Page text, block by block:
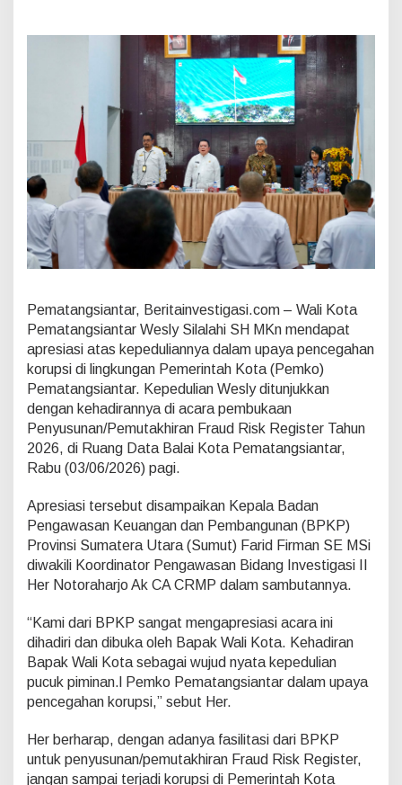
S
l
a
l
a
h
i
B
u
k
a
m
k
P
n
y
u
s
u
a
r
a
d
R
i
k
e
g
i
r
Pematangsiantar, Beritainvestigasi.com – Wali Kota
Pematangsiantar Wesly Silalahi SH MKn mendapat
apresiasi atas kepeduliannya dalam upaya pencegahan
korupsi di lingkungan Pemerintah Kota (Pemko)
Pematangsiantar. Kepedulian Wesly ditunjukkan
dengan kehadirannya di acara pembukaan
Penyusunan/Pemutakhiran Fraud Risk Register Tahun
2026, di Ruang Data Balai Kota Pematangsiantar,
Rabu (03/06/2026) pagi.
Apresiasi tersebut disampaikan Kepala Badan
Pengawasan Keuangan dan Pembangunan (BPKP)
Provinsi Sumatera Utara (Sumut) Farid Firman SE MSi
diwakili Koordinator Pengawasan Bidang Investigasi II
Her Notoraharjo Ak CA CRMP dalam sambutannya.
“Kami dari BPKP sangat mengapresiasi acara ini
dihadiri dan dibuka oleh Bapak Wali Kota. Kehadiran
Bapak Wali Kota sebagai wujud nyata kepedulian
pucuk piminan.l Pemko Pematangsiantar dalam upaya
pencegahan korupsi,” sebut Her.
Her berharap, dengan adanya fasilitasi dari BPKP
untuk penyusunan/pemutakhiran Fraud Risk Register,
jangan sampai terjadi korupsi di Pemerintah Kota